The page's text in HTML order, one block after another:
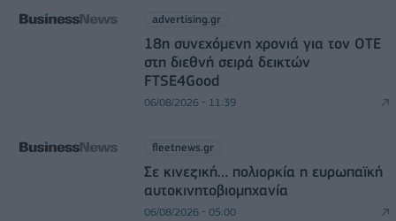
advertising.gr
18η συνεχόμενη χρονιά για τον ΟΤΕ
στη διεθνή σειρά δεικτών
FTSE4Good
06/08/2026 - 11:39
fleetnews.gr
Σε κινεζική… πολιορκία η ευρωπαϊκή
αυτοκινητοβιομηχανία
06/08/2026 - 05:00